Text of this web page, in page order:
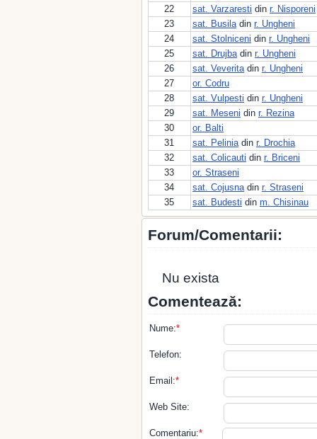
22
sat. Varzaresti din r. Nisporeni
23
sat. Busiladin r. Ungheni
24
sat. Stolniceni din r. Ungheni
25
sat. Drujbadin r. Ungheni
26
sat. Veveritadin r. Ungheni
27
or. Codru
28
sat. Vulpesti din r. Ungheni
29
sat. Meseni din r. Rezina
30
or. Balti
31
sat. Peliniadin r. Drochia
32
sat. Colicauti din r. Briceni
33
or. Straseni
34
sat. Cojusnadin r. Straseni
35
sat. Budesti din m. Chisinau
Forum/Comentarii:
Nu exista
Comentează:
Nume:*
Telefon:
Email:*
Web Site:
Comentariu:*